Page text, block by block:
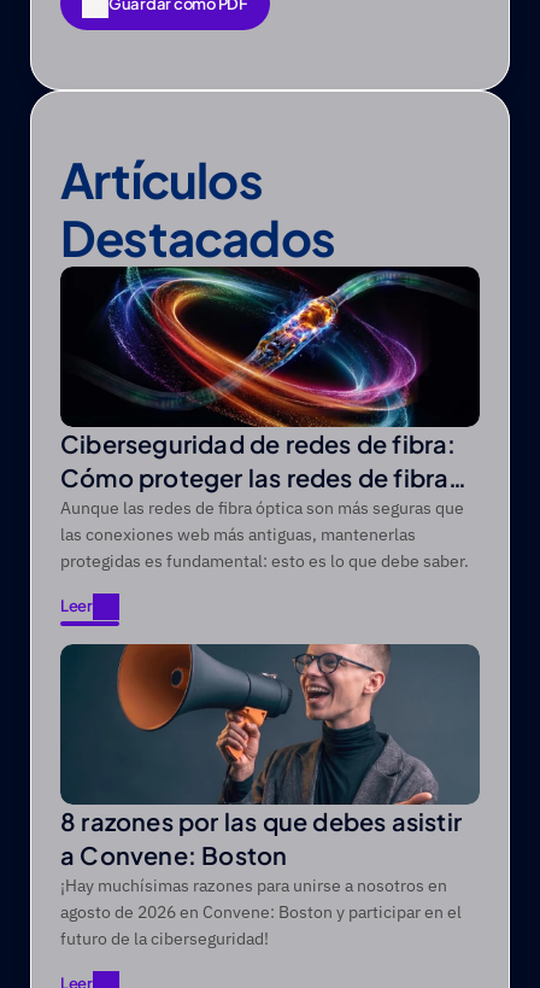
Guardar como PDF
Artículos
Destacados
Ciberseguridad de redes de fibra:
Cómo proteger las redes de fibra
óptica de las amenazas modernas
Aunque las redes de fibra óptica son más seguras que
las conexiones web más antiguas, mantenerlas
protegidas es fundamental: esto es lo que debe saber.
Leer
Leer
8 razones por las que debes asistir
a Convene: Boston
¡Hay muchísimas razones para unirse a nosotros en
agosto de 2026 en Convene: Boston y participar en el
futuro de la ciberseguridad!
Leer